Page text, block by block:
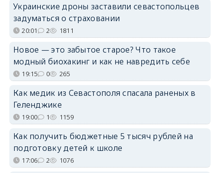
Украинские дроны заставили севастопольцев
задуматься о страховании
20:01 2 1811
Новое — это забытое старое? Что такое
модный биохакинг и как не навредить себе
19:15 0 265
Как медик из Севастополя спасала раненых в
Геленджике
19:00 1 1159
Как получить бюджетные 5 тысяч рублей на
подготовку детей к школе
17:06 2 1076